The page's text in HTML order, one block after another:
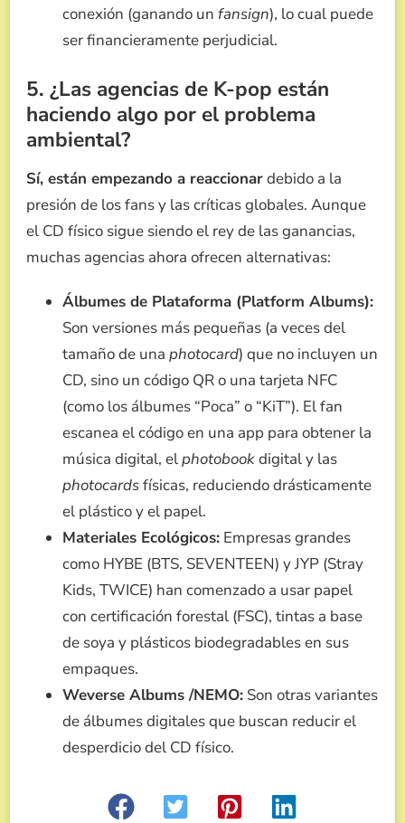
conexión (ganando un fansign), lo cual puede
ser financieramente perjudicial.
5. ¿Las agencias de K-pop están
haciendo algo por el problema
ambiental?
Sí, están empezando a reaccionardebido a la
presión de los fans y las críticas globales. Aunque
el CD físico sigue siendo el rey de las ganancias,
muchas agencias ahora ofrecen alternativas:
Álbumes de Plataforma (Platform Albums):
Son versiones más pequeñas (a veces del
tamaño de una photocard) que no incluyen un
CD, sino un código QR o una tarjeta NFC
(como los álbumes “Poca” o “KiT”). El fan
escanea el código en una app para obtener la
música digital, elphotobookdigital y las
photocardsfísicas, reduciendo drásticamente
el plástico y el papel.
Materiales Ecológicos: Empresas grandes
como HYBE (BTS, SEVENTEEN) y JYP (Stray
Kids, TWICE) han comenzado a usar papel
con certificación forestal (FSC), tintas a base
de soya y plásticos biodegradables en sus
empaques.
Weverse Albums /NEMO: Son otras variantes
de álbumes digitales que buscan reducir el
desperdicio del CD físico.